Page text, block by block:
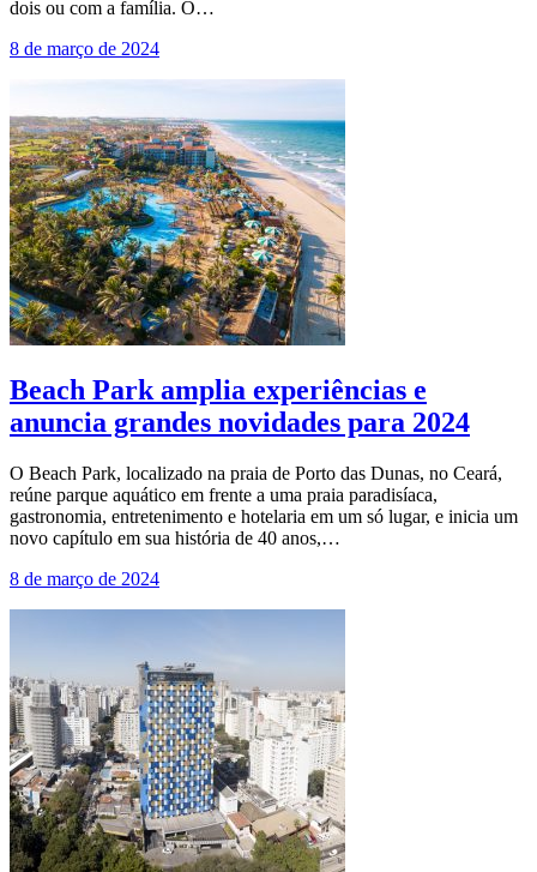
dois ou com a família. O…
8 de março de 2024
Beach Park amplia experiências e
anuncia grandes novidades para 2024
O Beach Park, localizado na praia de Porto das Dunas, no Ceará,
reúne parque aquático em frente a uma praia paradisíaca,
gastronomia, entretenimento e hotelaria em um só lugar, e inicia um
novo capítulo em sua história de 40 anos,…
8 de março de 2024